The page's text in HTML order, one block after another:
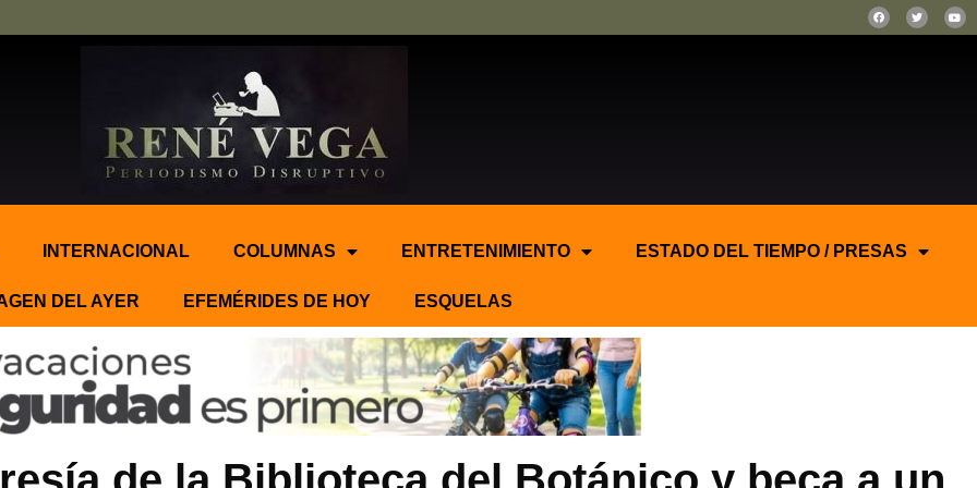
INTERNACIONAL COLUMNAS ENTRETENIMIENTO ESTADO DEL TIEMPO / PRESAS
DEL AYER EFEMÉRIDES DE HOY ESQUELAS